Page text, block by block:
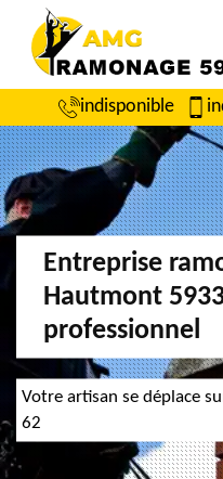
indisponible
Entreprise
Hautmont
professionnel
Votre artisan se déplace
62